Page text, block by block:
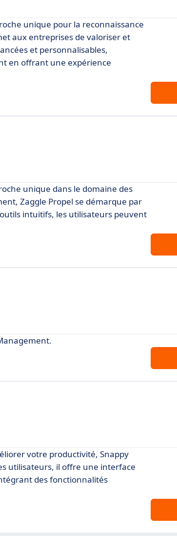
unique pour la reconnaissance
aux entreprises de valoriser et
et personnalisables,
en offrant une expérience
unique dans le domaine des
Zaggle Propel se démarque par
intuitifs, les utilisateurs peuvent
votre productivité, Snappy
utilisateurs, il offre une interface
des fonctionnalités